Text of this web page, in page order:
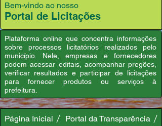
Bem-vindo ao nosso
Portal de Licitações
Plataforma online que concentra informações
sobre processos licitatórios realizados pelo
município. Nele, empresas e fornecedores
podem acessar editais, acompanhar pregões,
verificar resultados e participar de licitações
para fornecer produtos ou serviços à
prefeitura.
Página Inicial
Portal da Transparência